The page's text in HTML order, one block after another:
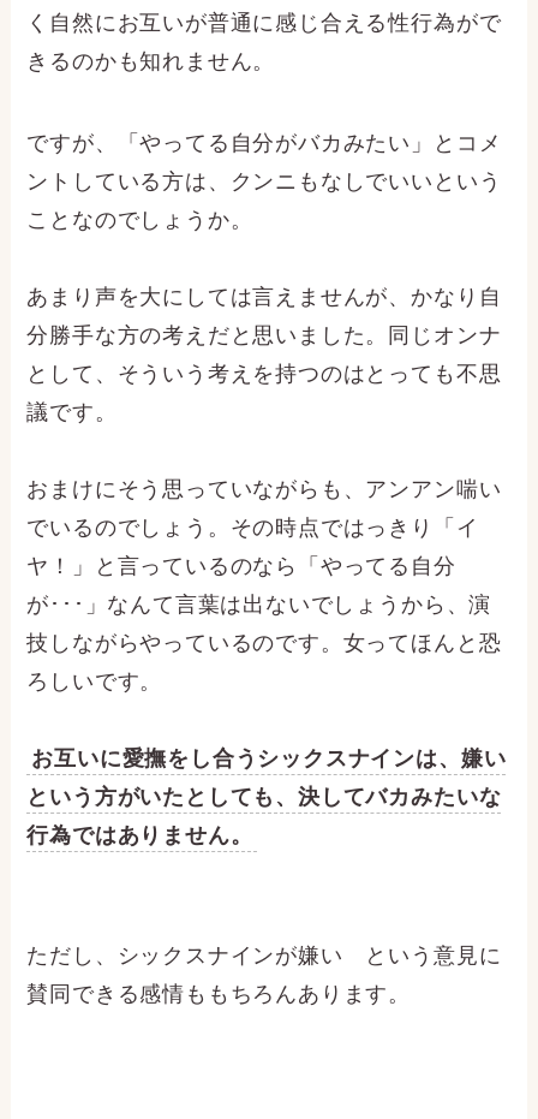
く自然にお互いが普通に感じ合える性行為がで
きるのかも知れません。
ですが、「やってる自分がバカみたい」とコメ
ントしている方は、クンニもなしでいいという
ことなのでしょうか。
あまり声を大にしては言えませんが、かなり自
分勝手な方の考えだと思いました。同じオンナ
として、そういう考えを持つのはとっても不思
議です。
おまけにそう思っていながらも、アンアン喘い
でいるのでしょう。その時点ではっきり「イ
ヤ！」と言っているのなら「やってる自分
が･･･」なんて言葉は出ないでしょうから、演
技しながらやっているのです。女ってほんと恐
ろしいです。
お互いに愛撫をし合うシックスナインは、嫌い
という方がいたとしても、決してバカみたいな
行為ではありません。
ただし、シックスナインが嫌い という意見に
賛同できる感情ももちろんあります。